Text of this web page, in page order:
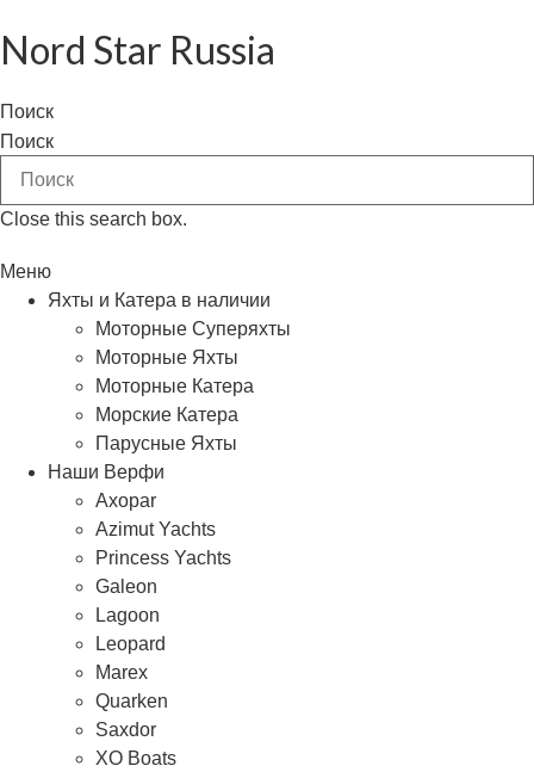
Nord Star Russia
Поиск
Поиск
Close this search box.
Меню
Яхты и Катера в наличии
Моторные Суперяхты
Моторные Яхты
Моторные Катера
Морские Катера
Парусные Яхты
Наши Верфи
Axopar
Azimut Yachts
Princess Yachts
Galeon
Lagoon
Leopard
Marex
Quarken
Saxdor
XO Boats